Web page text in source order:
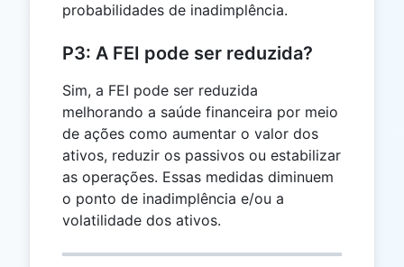
probabilidades de inadimplência.
P3: A FEI pode ser reduzida?
Sim, a FEI pode ser reduzida
melhorando a saúde financeira por meio
de ações como aumentar o valor dos
ativos, reduzir os passivos ou estabilizar
as operações. Essas medidas diminuem
o ponto de inadimplência e/ou a
volatilidade dos ativos.